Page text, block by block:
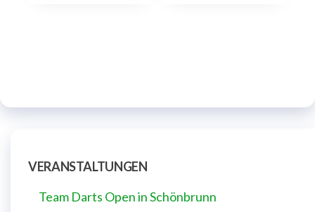
VERANSTALTUNGEN
Team Darts Open in Schönbrunn